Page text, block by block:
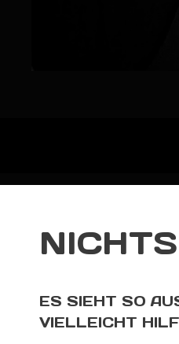
ES SIEHT SO
VIELLEICHT